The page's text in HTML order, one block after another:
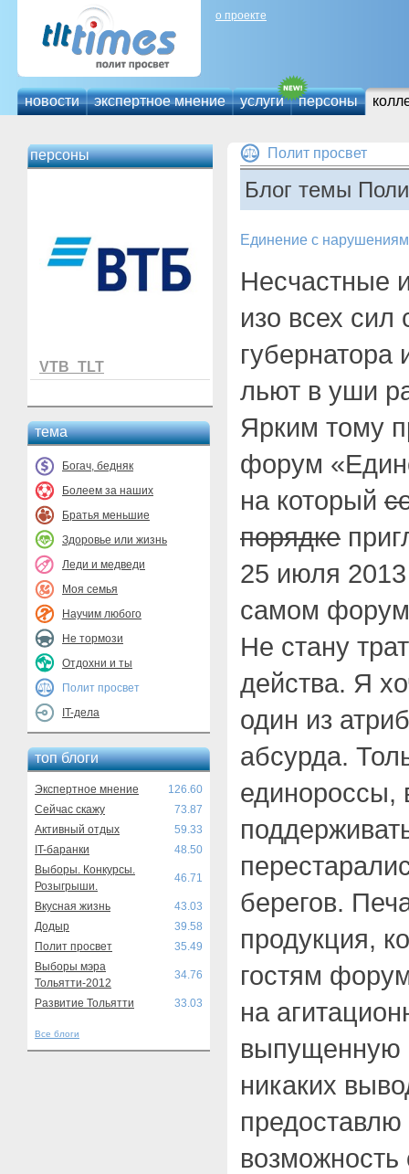
о проекте
новости экспертное мнение услуги персоны
персоны
VTB_TLT
тема
Богач, бедняк
Болеем за наших
Братья меньшие
Здоровье или жизнь
Леди и медведи
Моя семья
Научим любого
Не тормози
Отдохни и ты
Полит просвет
IT-дела
топ блоги
Экспертное мнение
126.60
Сейчас скажу
73.87
Активный отдых
59.33
IT-баранки
48.50
Выборы. Конкурсы.
Розыгрыши.
46.71
Вкусная жизнь
43.03
Додыр
39.58
Полит просвет
35.49
Выборы мэра
Тольятти-2012
34.76
Развитие Тольятти 33.03
Все блоги
Полит просвет
Блог темы
Единение с
Несчастные
изо всех сил
льют в уши
Ярким тому
форум
на который
порядке
25 июля
самом
Не стану
действа. Я
один из
абсурда.
единороссы,
берегов.
продукция,
гостям
на
выпущенную
никаких
предоставлю